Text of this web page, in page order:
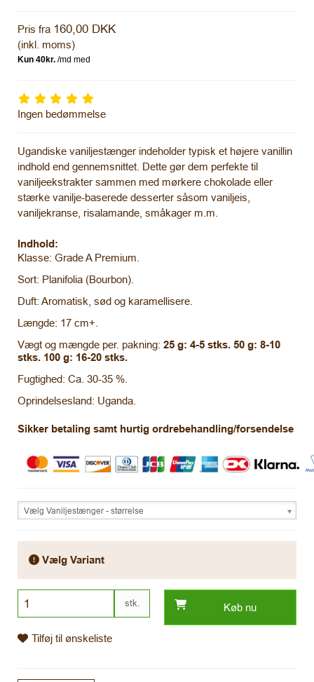
Pris fra 160,00 DKK
(inkl. moms)
Ingen bedømmelse
Ugandiske vaniljestænger indeholder typisk et højere vanillin
indhold end gennemsnittet. Dette gør dem perfekte til
vaniljeekstrakter sammen med mørkere chokolade eller
stærke vanilje-baserede desserter såsom vaniljeis,
vaniljekranse, risalamande, småkager m.m.
Indhold:
Klasse: Grade A Premium.
Sort: Planifolia (Bourbon).
Duft: Aromatisk, sød og karamellisere.
Længde: 17 cm+.
Vægt og mængde per. pakning: 25 g: 4-5 stks. 50 g: 8-10
stks. 100 g: 16-20 stks.
Fugtighed: Ca. 30-35 %.
Oprindelsesland: Uganda.
Sikker betaling samt hurtig ordrebehandling/forsendelse
Vælg Vaniljestænger - størrelse
Vælg Variant
stk. Køb nu
Tilføj til ønskeliste